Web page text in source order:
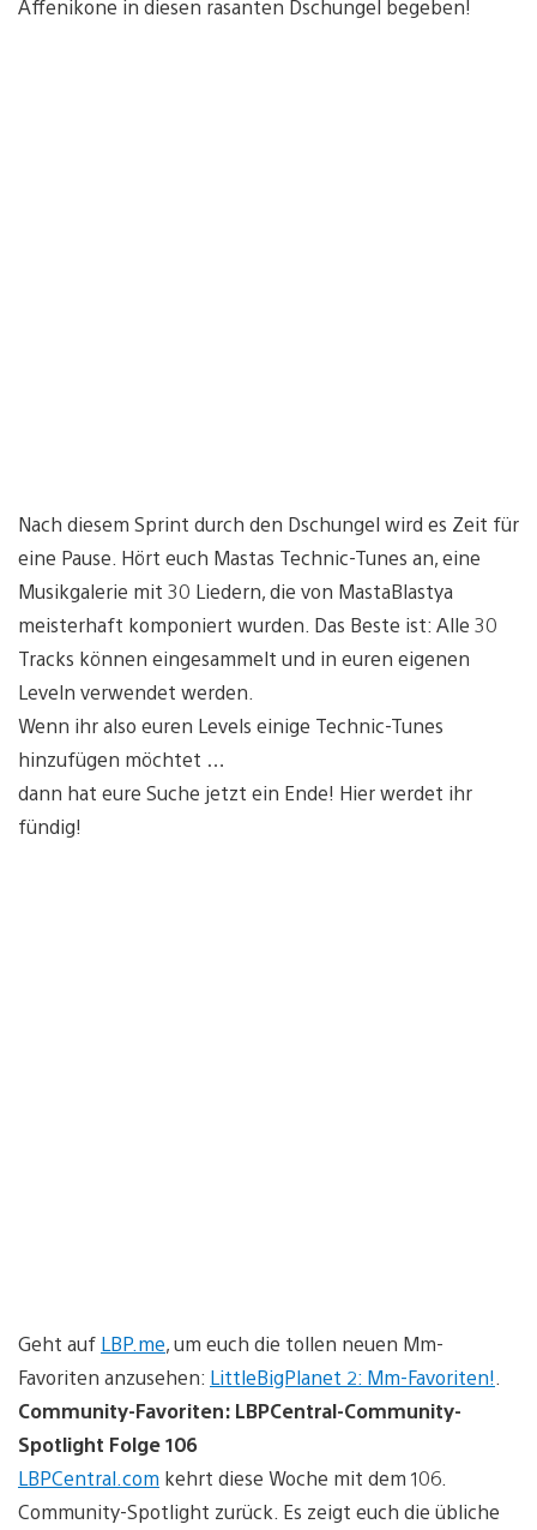
Affenikone in diesen rasanten Dschungel begeben!
Nach diesem Sprint durch den Dschungel wird es Zeit für
eine Pause. Hört euch Mastas Technic-Tunes an, eine
Musikgalerie mit 30 Liedern, die von MastaBlastya
meisterhaft komponiert wurden. Das Beste ist: Alle 30
Tracks können eingesammelt und in euren eigenen
Leveln verwendet werden.
Wenn ihr also euren Levels einige Technic-Tunes
hinzufügen möchtet …
dann hat eure Suche jetzt ein Ende! Hier werdet ihr
fündig!
Geht auf LBP.me, um euch die tollen neuen Mm-
Favoriten anzusehen: LittleBigPlanet 2: Mm-Favoriten!
Community-Favoriten: LBPCentral-Community-
Spotlight Folge 106
LBPCentral.com kehrt diese Woche mit dem 106.
Community-Spotlight zurück. Es zeigt euch die übliche